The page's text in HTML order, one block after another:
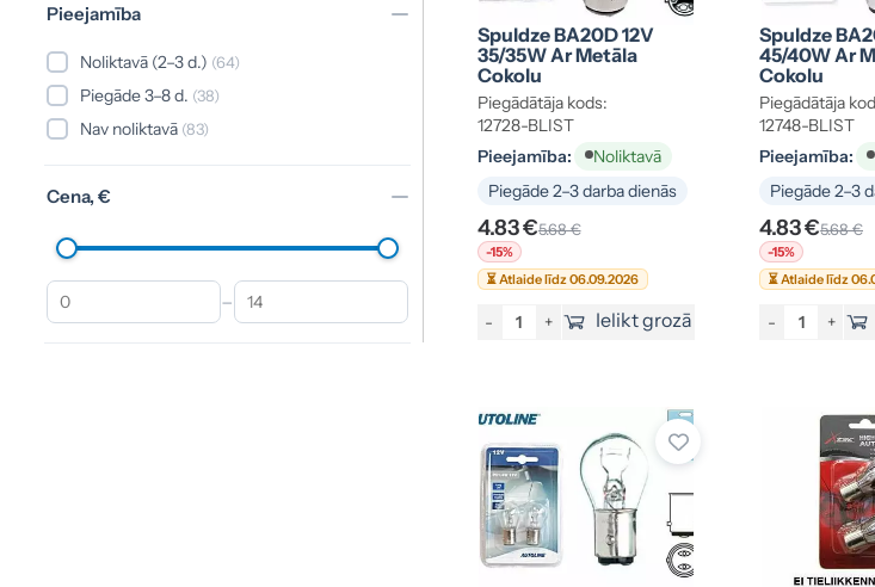
Pieejamība
Noliktavā (2–3 d.) (64)
Piegāde 3–8 d. (38)
Nav noliktavā (83)
Cena, €
–
Spuldze BA20D 12V
35/35W Ar Metāla
Cokolu
Piegādātāja kods:
12728-BLIST
Pieejamība:
Noliktavā
Piegāde 2–3 darba dienās
4.83 €5.68 €
-15%
⏳ Atlaide līdz 06.09.2026
- + Ielikt grozā
Spuldze
45/40W Ar
Cokolu
Piegādātāja
12748-BLIST
Pieejamība:
Piegāde 2–3
4.83 €5.68 €
-15%
⏳ Atlaide līdz
- +